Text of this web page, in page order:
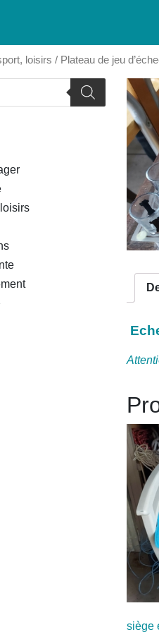
loisirs / Plateau de jeu
siège